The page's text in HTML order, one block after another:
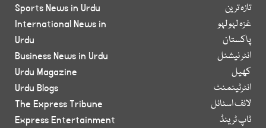
تازہ ترین
غزہ لہو لہو
پاکستان
انٹر نیشنل
کھیل
انٹرٹینمنٹ
لائف اسٹائل
ٹاپ ٹرینڈ
Sports News in Urdu
International News in
Urdu
Business News in Urdu
Urdu Magazine
Urdu Blogs
The Express Tribune
Express Entertainment